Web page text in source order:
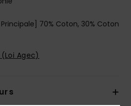
Principale] 70% Coton, 30% Coton
Agec)